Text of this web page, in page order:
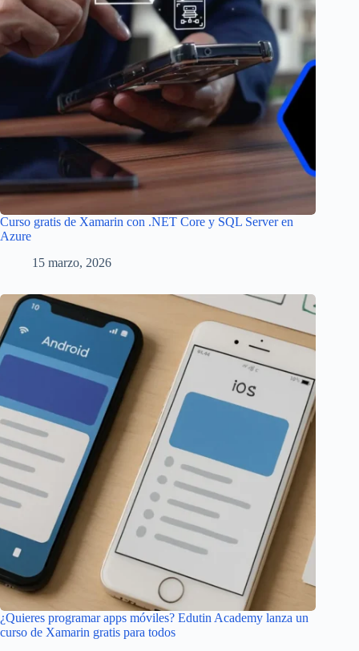
Curso gratis de Xamarin con .NET Core y SQL Server en
Azure
15 marzo, 2026
¿Quieres programar apps móviles? Edutin Academy lanza un
curso de Xamarin gratis para todos